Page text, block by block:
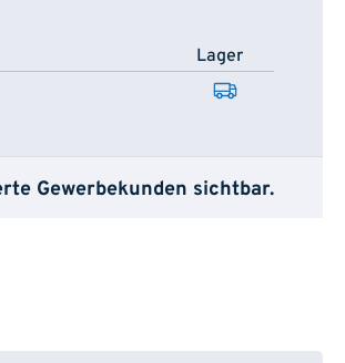
Lager
Gewerbekunden sichtbar.